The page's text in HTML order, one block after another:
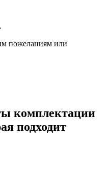
пожеланиям или
комплектации
подходит